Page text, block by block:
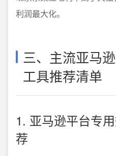
利润最大化。
三、主流亚马
工具推荐清单
1. 亚马逊平台专
荐